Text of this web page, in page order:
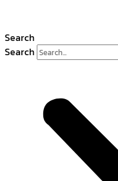
Search
Search